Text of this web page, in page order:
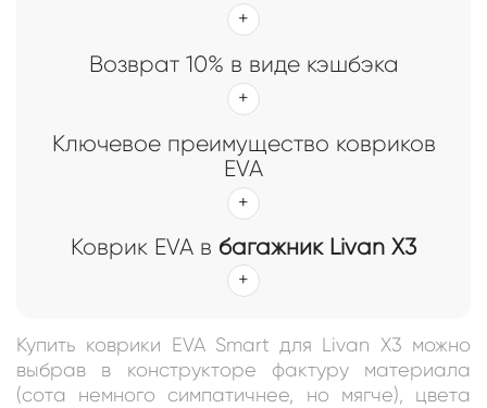
Возврат 10% в виде кэшбэка
Ключевое преимущество ковриков
EVA
Коврик EVA в багажник Livan X3
Купить коврики EVA Smart для Livan X3 можно
выбрав в конструкторе фактуру материала
(сота немного симпатичнее, но мягче), цвета